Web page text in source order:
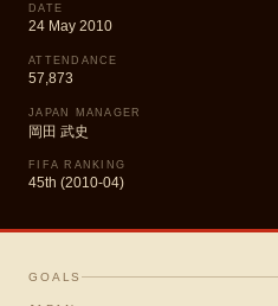
DATE
24 May 2010
ATTENDANCE
57,873
JAPAN MANAGER
岡田 武史
FIFA RANKING
45th (2010-04)
GOALS